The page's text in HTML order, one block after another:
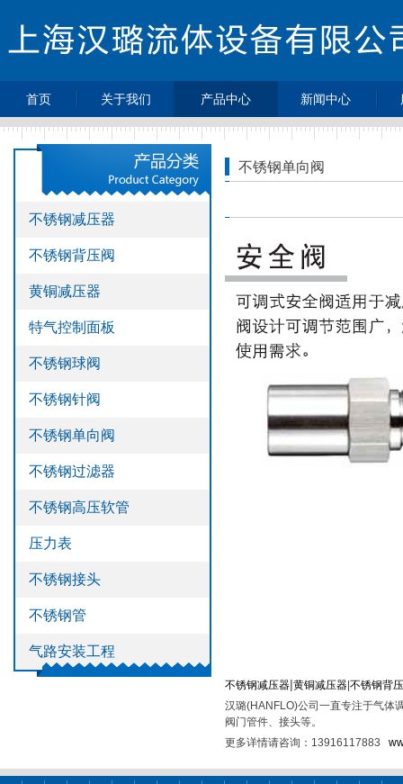
首页 关于我们 产品中心 新闻中心
> 公司简介 > 不锈钢减压器
>不锈钢背压阀
>黄铜减压器
不锈钢针阀
不锈钢单向阀
不锈钢过滤器
不锈钢高压软
> 最新动态
企业新闻
>行业动态
不锈钢减压器
不锈钢背压阀
黄铜减压器
特气控制面板
不锈钢球阀
不锈钢针阀
不锈钢单向阀
不锈钢过滤器
不锈钢高压软管
压力表
不锈钢接头
不锈钢管
气路安装工程
不锈钢单向阀
不锈钢减压器|黄铜减压器 不锈钢背
汉璐(HANFLO)公司一直专注于气体
阀门管件、接头等。
更多详情请咨询： 13916117883